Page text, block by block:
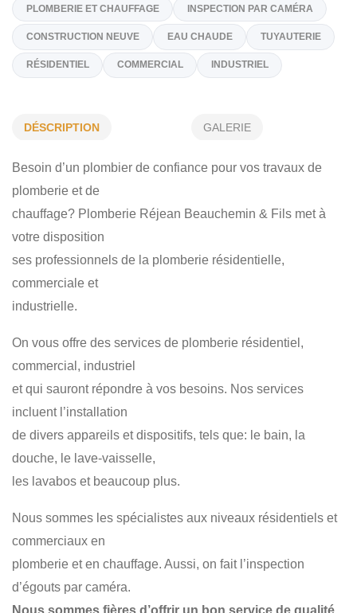
plomberiebeauchemin@gmail.com
https://plomberierbeauchemin.ca/
Spécialités
PLOMBERIE ET CHAUFFAGE INSPECTION PAR CAMÉRA
RÉSIDENTIEL
DÉSCRIPTION GALERIE
Besoin d’un plombier de confiance pour vos travaux de
plomberie et de
chauffage? Plomberie Réjean Beauchemin & Fils met à
votre disposition
ses professionnels de la plomberie résidentielle,
commerciale et
industrielle.
On vous offre des services de plomberie résidentiel,
commercial, industriel
et qui sauront répondre à vos besoins. Nos services
incluent l’installation
de divers appareils et dispositifs, tels que: le bain, la
douche, le lave-vaisselle,
les lavabos et beaucoup plus.
Nous sommes les spécialistes aux niveaux résidentiels et
commerciaux en
plomberie et en chauffage. Aussi, on fait l’inspection
d’égouts par caméra.
Nous sommes fières d’offrir un bon service de qualité.